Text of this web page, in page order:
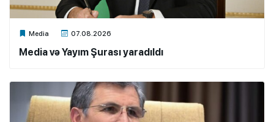
Media 07.08.2026
Xalq.Online
Media və Yayım Şurası yaradıldı